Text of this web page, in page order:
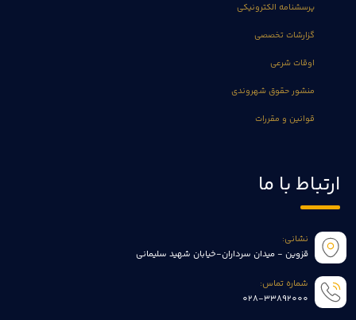
پرسشنامه الکترونیکی
گزارشات تخصصی
اوقات شرعی
منشور حقوق شهروندی
قوانین و مقررات
ارتباط با ما
نشانی:
قزوین - میدان سرداران-خیابان شهید سلیمانی
شماره تماس:
028-33892000